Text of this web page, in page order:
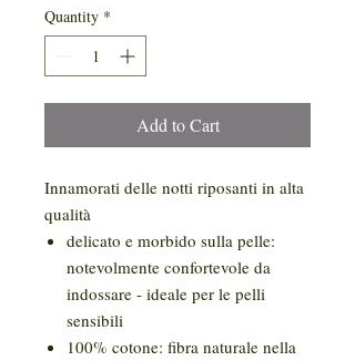
Quantity *
Add to Cart
Innamorati delle notti riposanti in alta
qualità
delicato e morbido sulla pelle:
notevolmente confortevole da
indossare - ideale per le pelli
sensibili
100% cotone: fibra naturale nella